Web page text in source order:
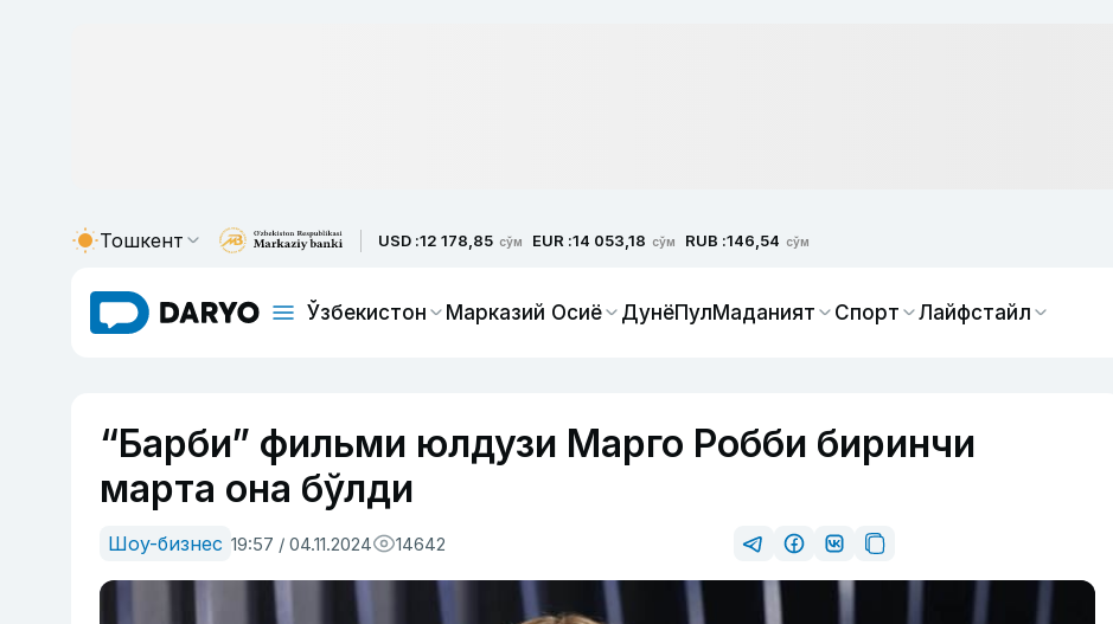
Тошкент USD :12 178,85 сўм EUR :14 053,18 сўм RUB :146,54 сўм
Ўзбекистон Марказий Осиё ДунёПулМаданият Спорт Лайфстайл
“Барби” фильми юлдузи Марго Робби биринчи
марта она бўлди
Шоу-бизнес 19:57 / 04.11.2024 14642